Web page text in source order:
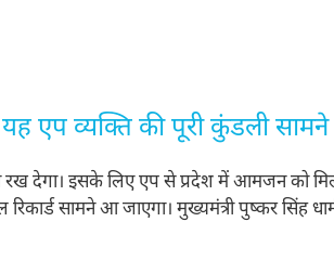
यह एप व्यक्ति की पूरी कुंडली
रख देगा। इसके लिए एप से प्रदेश में आमजन को
सामने आ जाएगा। मुख्यमंत्री पुष्कर सिंह